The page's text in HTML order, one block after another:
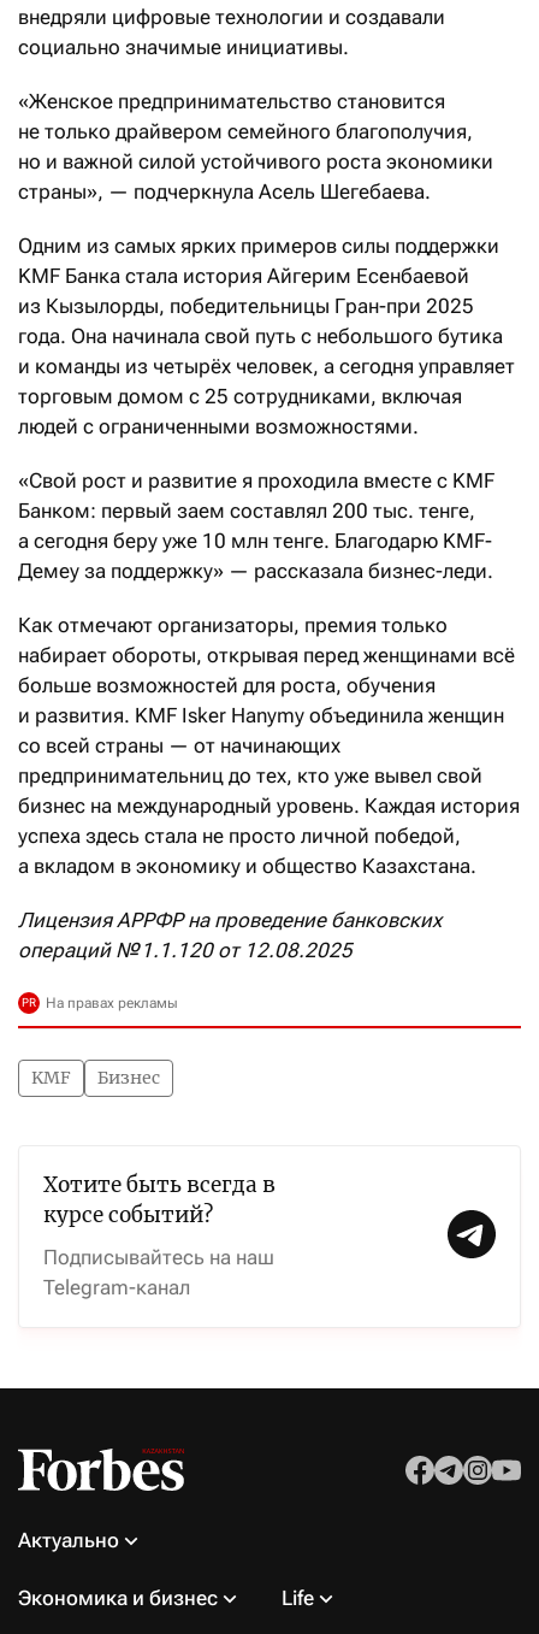
внедряли цифровые технологии и создавали
социально значимые инициативы.
«Женское предпринимательство становится
не только драйвером семейного благополучия,
но и важной силой устойчивого роста экономики
страны», — подчеркнула Асель Шегебаева.
Одним из самых ярких примеров силы поддержки
KMF Банка стала история Айгерим Есенбаевой
из Кызылорды, победительницы Гран-при 2025
года. Она начинала свой путь с небольшого бутика
и команды из четырёх человек, а сегодня управляет
торговым домом с 25 сотрудниками, включая
людей с ограниченными возможностями.
«Свой рост и развитие я проходила вместе с KMF
Банком: первый заем составлял 200 тыс. тенге,
а сегодня беру уже 10 млн тенге. Благодарю KMF-
Демеу за поддержку» — рассказала бизнес-леди.
Как отмечают организаторы, премия только
набирает обороты, открывая перед женщинами всё
больше возможностей для роста, обучения
и развития. KMF Isker Hanymy объединила женщин
со всей страны — от начинающих
предпринимательниц до тех, кто уже вывел свой
бизнес на международный уровень. Каждая история
успеха здесь стала не просто личной победой,
а вкладом в экономику и общество Казахстана.
Лицензия АРРФР на проведение банковских
операций № 1.1.120 от 12.08.2025
KMF Бизнес
Хотите быть всегда в
курсе событий?
Подписывайтесь на наш
Telegram-канал
Актуально
Экономика и бизнес Life